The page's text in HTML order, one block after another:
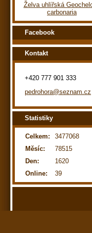
Želva uhlířská
carbonaria
Facebook
Kontakt
+420 777 901 333
pedrohora@seznam.cz
Statistiky
Online: 39
Celkem:
3477068
Měsíc:
78515
Den:
1620